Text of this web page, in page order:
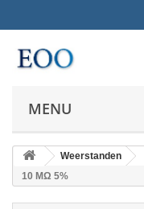
MENU
Weerstanden
10 MΩ 5%